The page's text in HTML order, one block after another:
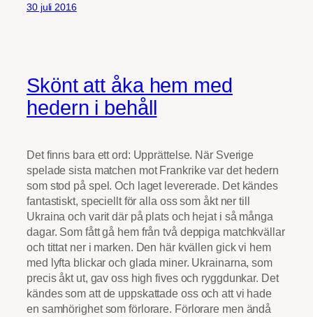
30 juli 2016
Skönt att åka hem med
hedern i behåll
Det finns bara ett ord: Upprättelse. När Sverige
spelade sista matchen mot Frankrike var det hedern
som stod på spel. Och laget levererade. Det kändes
fantastiskt, speciellt för alla oss som åkt ner till
Ukraina och varit där på plats och hejat i så många
dagar. Som fått gå hem från två deppiga matchkvällar
och tittat ner i marken. Den här kvällen gick vi hem
med lyfta blickar och glada miner. Ukrainarna, som
precis åkt ut, gav oss high fives och ryggdunkar. Det
kändes som att de uppskattade oss och att vi hade
en samhörighet som förlorare. Förlorare men ändå